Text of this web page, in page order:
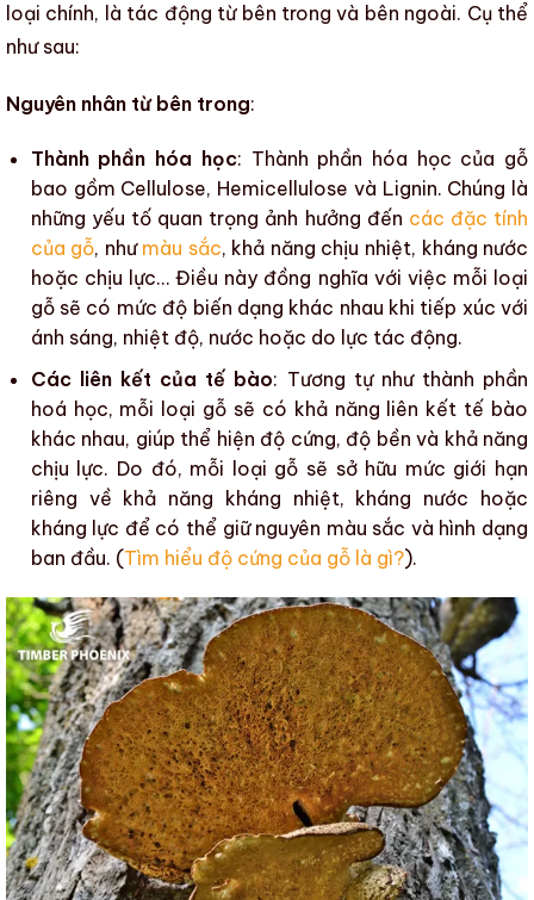
loại chính, là tác động từ bên trong và bên ngoài. Cụ thể
như sau:
Nguyên nhân từ bên trong:
Thành phần hóa học: Thành phần hóa học của gỗ
bao gồm Cellulose, Hemicellulose và Lignin. Chúng là
những yếu tố quan trọng ảnh hưởng đến các đặc tính
của gỗ, như màu sắc, khả năng chịu nhiệt, kháng nước
hoặc chịu lực… Điều này đồng nghĩa với việc mỗi loại
gỗ sẽ có mức độ biến dạng khác nhau khi tiếp xúc với
ánh sáng, nhiệt độ, nước hoặc do lực tác động.
Các liên kết của tế bào: Tương tự như thành phần
hoá học, mỗi loại gỗ sẽ có khả năng liên kết tế bào
khác nhau, giúp thể hiện độ cứng, độ bền và khả năng
chịu lực. Do đó, mỗi loại gỗ sẽ sở hữu mức giới hạn
riêng về khả năng kháng nhiệt, kháng nước hoặc
kháng lực để có thể giữ nguyên màu sắc và hình dạng
ban đầu. (Tìm hiểu độ cứng của gỗ là gì?).